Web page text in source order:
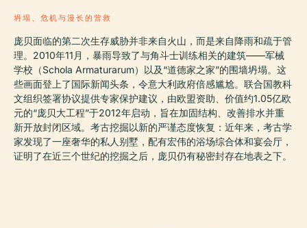
坍塌、危机与漫长的营救
庞贝面临的第二次生存威胁并非来自火山，而是来自降雨和疏于管
理。2010年11月，暴雨导致了与角斗士训练相关的建筑——军械
学校（Schola Armaturarum）以及“道德家之家”的围墙坍塌。这
些画面登上了国际新闻头条，令意大利政府倍感尴尬。联合国教科
文组织签署协议提供专家保护建议，由欧盟资助、价值约1.05亿欧
元的“庞贝大工程”于2012年启动，旨在加固结构、改善排水并重
新开放封闭区域。考古挖掘以新的严谨态度恢复：近年来，考古学
家发现了一座奢华的私人别墅，配有宏伟的浴场综合体和宴会厅，
证明了在近三个世纪的挖掘之后，庞贝仍有秘密封存在地表之下。